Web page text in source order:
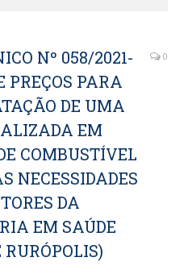
Nº 058/2021-
PREÇOS PARA
DE UMA
EM
COMBUSTÍVEL
NECESSIDADES
DA
EM SAÚDE
0